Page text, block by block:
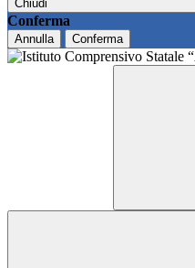
Chiudi
Conferma
Annulla Conferma